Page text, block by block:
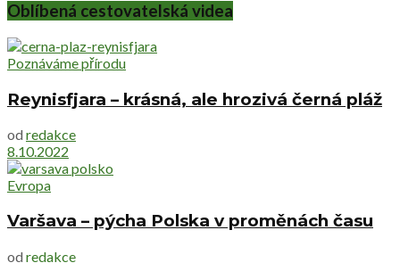
Oblíbená cestovatelská videa
Poznáváme přírodu
Reynisfjara – krásná, ale hrozivá černá pláž
od redakce
8.10.2022
Evropa
Varšava – pýcha Polska v proměnách času
od redakce